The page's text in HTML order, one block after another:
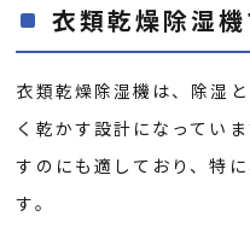
衣類乾燥除湿
衣類乾燥除湿機は、除湿
く乾かす設計になってい
すのにも適しており、特
す。